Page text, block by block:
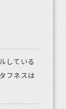
している
フネスは